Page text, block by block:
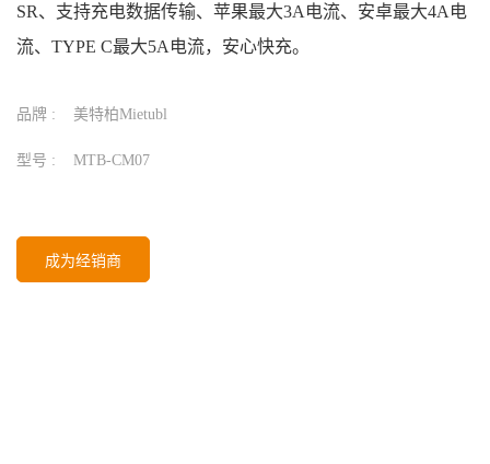
SR、支持充电数据传输、苹果最大3A电流、安卓最大4A电
流、TYPE C最大5A电流，安心快充。
品牌 : 美特柏Mietubl
型号 : MTB-CM07
成为经销商